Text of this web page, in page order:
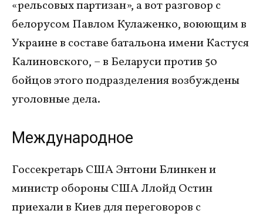
«рельсовых партизан», а вот разговор с
белорусом Павлом Кулаженко, воюющим в
Украине в составе батальона имени Кастуся
Калиновского, – в Беларуси против 50
бойцов этого подразделения возбуждены
уголовные дела.
Международное
Госсекретарь США Энтони Блинкен и
министр обороны США Ллойд Остин
приехали в Киев для переговоров с